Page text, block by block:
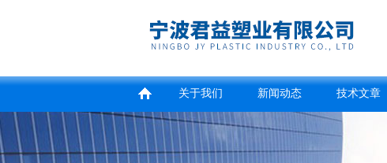
关于我们 新闻动态 技术文章